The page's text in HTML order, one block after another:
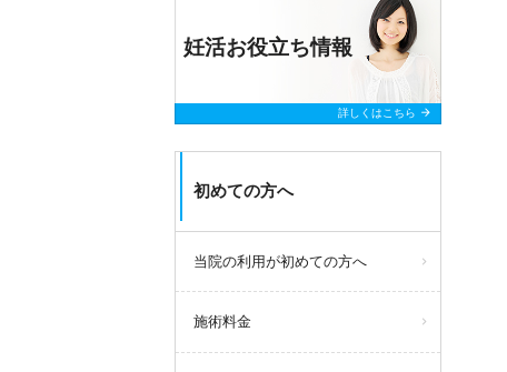
妊活お役立ち情報
詳しくはこちら arrow_forward
初めての方へ
当院の利用が初めての方へ
施術料金